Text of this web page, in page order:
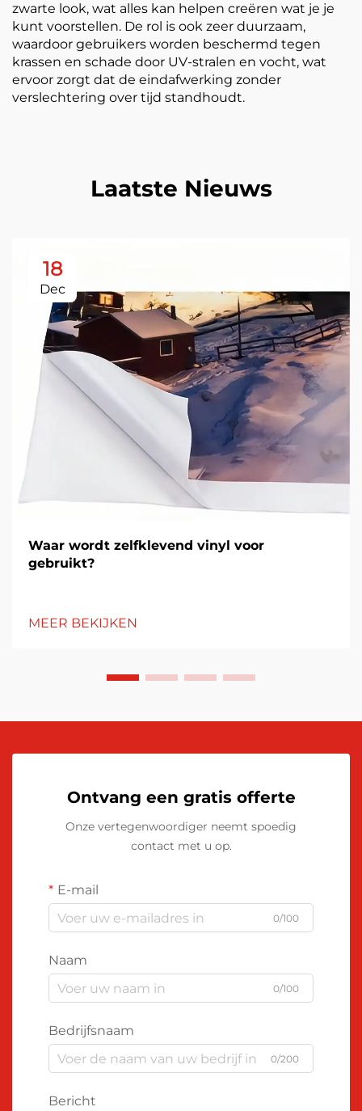
zwarte look, wat alles kan helpen creëren wat je je
kunt voorstellen. De rol is ook zeer duurzaam,
waardoor gebruikers worden beschermd tegen
krassen en schade door UV-stralen en vocht, wat
ervoor zorgt dat de eindafwerking zonder
verslechtering over tijd standhoudt.
Laatste Nieuws
18
Dec
Waar wordt zelfklevend vinyl voor
gebruikt?
MEER BEKIJKEN
Ontvang een gratis offerte
Onze vertegenwoordiger neemt spoedig
contact met u op.
E-mail
0/100
Naam
0/100
Bedrijfsnaam
0/200
Bericht